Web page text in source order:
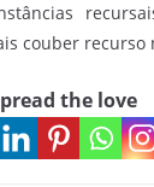
couber recurso
the love